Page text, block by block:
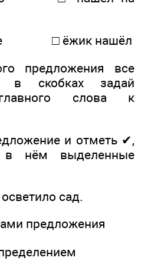
□ ёжик нашёл
предложения все
в скобках задай
слова к
и отметь ✔,
нём выделенные
сад.
предложения